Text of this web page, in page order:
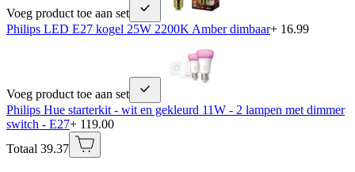
Voeg product toe aan set
Philips LED E27 kogel 25W 2200K Amber dimbaar+ 16.99
Voeg product toe aan set
Philips Hue starterkit - wit en gekleurd 11W - 2 lampen met dimmer
switch - E27+ 119.00
Totaal 39.37